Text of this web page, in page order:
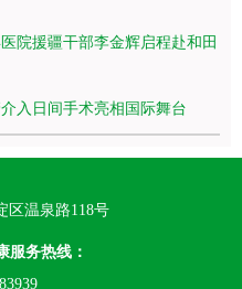
院援疆干部李金辉启程赴和田
入日间手术亮相国际舞台
区温泉路118号
服务热线：